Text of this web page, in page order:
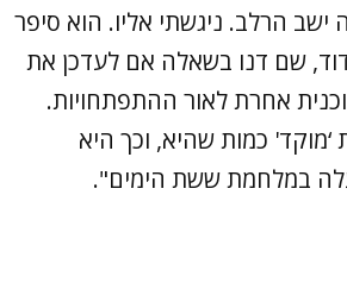
ישב הרלב. ניגשתי אליו. הוא סיפר
שם דנו בשאלה אם לעדכן את
אחרת לאור ההתפתחויות.
כמות שהיא, וכך היא
במלחמת ששת הימים".